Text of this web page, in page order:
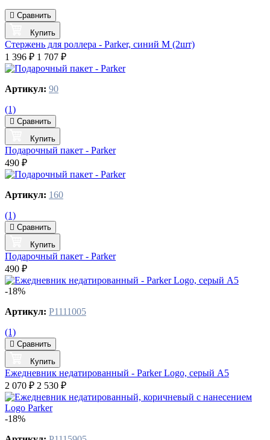
Сравнить
Купить
Стержень для роллера - Parker, синий M (2шт)
1 396 ₽ 1 707 ₽
Артикул: 90
(1)
Сравнить
Купить
Подарочный пакет - Parker
490 ₽
Артикул: 160
(1)
Сравнить
Купить
Подарочный пакет - Parker
490 ₽
-18%
Артикул: P1111005
(1)
Сравнить
Купить
Ежедневник недатированный - Parker Logo, серый А5
2 070 ₽ 2 530 ₽
-18%